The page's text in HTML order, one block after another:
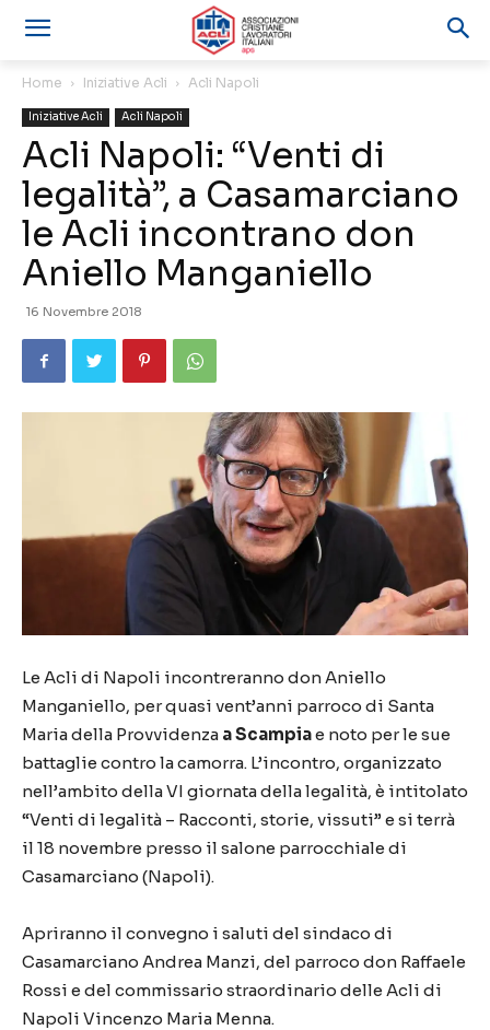
Home Iniziative Acli Acli Napoli
Iniziative Acli Acli Napoli
Acli Napoli: “Venti di
legalità”, a Casamarciano
le Acli incontrano don
Aniello Manganiello
16 Novembre 2018
Le Acli di Napoli incontreranno don Aniello
Manganiello, per quasi vent’anni parroco di Santa
Maria della Provvidenza a Scampiae noto per le sue
battaglie contro la camorra. L’incontro, organizzato
nell’ambito della VI giornata della legalità, è intitolato
“Venti di legalità – Racconti, storie, vissuti” e si terrà
il 18 novembre presso il salone parrocchiale di
Casamarciano (Napoli).
Apriranno il convegno i saluti del sindaco di
Casamarciano Andrea Manzi, del parroco don Raffaele
Rossi e del commissario straordinario delle Acli di
Napoli Vincenzo Maria Menna.